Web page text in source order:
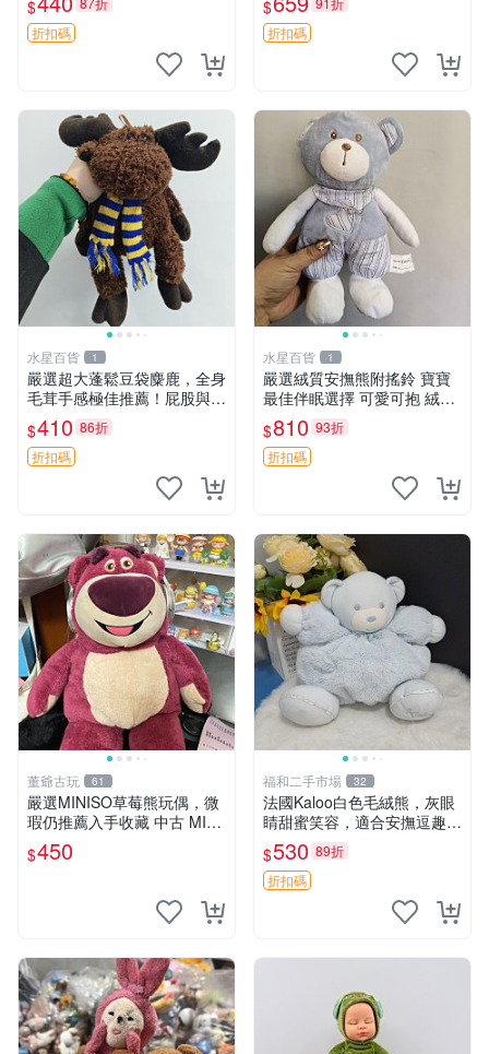
高臀部、豆袋抱枕
$
折扣碼
約克豆豆眼安撫巾 數碼豆豆
眼
$
折扣碼
水星百貨 1
嚴選超大蓬鬆豆袋麋鹿，全身
毛茸手感極佳推薦！屁股與四
肢填充均勻，適合收藏與孩童
共賞。 麋鹿 豆袋 毛茸玩具
$410 86折
折扣碼
水星百貨 1
嚴選絨質安撫熊附搖鈴 寶寶
最佳伴眠選擇 可愛可抱 絨毛
玩具 安撫熊 嬰兒用
$810 93折
折扣碼
董爺古玩 61
嚴選MINISO草莓熊玩偶，微
瑕仍推薦入手收藏 中古 MINI
SO 草莓熊 玩具 收藏
$450
福和二手市場 32
法國Kaloo白色毛絨熊，灰眼
睛甜蜜笑容，適合安撫逗趣可
愛，柔軟面料手感佳。14 白
色安撫熊 毛絨玩具 寶寶逗樂
具
$530 89折
折扣碼